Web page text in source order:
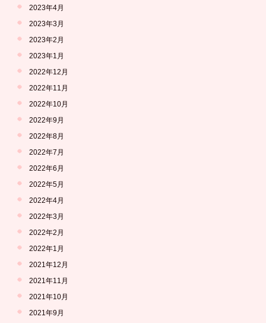
2023年4月
2023年3月
2023年2月
2023年1月
2022年12月
2022年11月
2022年10月
2022年9月
2022年8月
2022年7月
2022年6月
2022年5月
2022年4月
2022年3月
2022年2月
2022年1月
2021年12月
2021年11月
2021年10月
2021年9月